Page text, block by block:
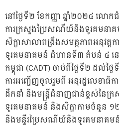
នៅថ្ងៃទី២ ខែកញ្ញា ឆ្នាំ២០២៤ លោក
ការក្រសួងប្រៃសណីយ៍និងទូរគមនាគ
សិក្ខាសាលាពង្រឹងសមត្ថភាពអនុវត្ត
ទូរគមនាគមន៍ ជំហានទី៣ តំបន់ ៤ ន
កម្ពុជា (CADT) ចាប់ពីថ្ងៃទី២ ដល់ថ្
ការអញ្ជើញចូលរួមពី អនុរដ្ឋលេខាធិកា
ដឹកនាំ និងមន្ត្រីជំនាញជាន់ខ្ពស់ន
ទូរគមនាគមន៍ និងសិក្ខាកាមចំនួន ១២
និងមន្ទីរប្រៃសណីយ៍និងទូរគមនាគម